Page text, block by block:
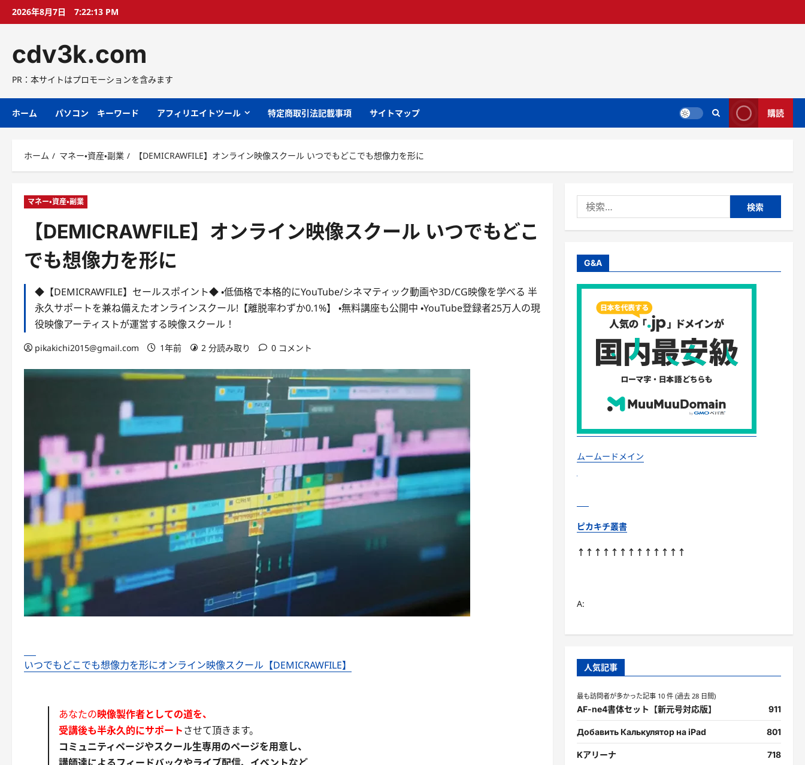
プ
2026年8月7日 7:22:14 PM
cdv3k.com
PR：本サイトはプロモーションを含みます
ホーム パソコン キーワード アフィリエイトツール 特定商取引法記載事項 サイトマップ 購読
ホーム マネー・資産・副業 【DEMICRAWFILE】オンライン映像スクール いつでもどこでも想像力を形に
マネー・資産・副業
【DEMICRAWFILE】オンライン映像スクール いつでもどこ
でも想像力を形に
◆【DEMICRAWFILE】セールスポイント◆ ・低価格で本格的にYouTube/シネマティック動画や3D/CG映像を学べる 半
永久サポートを兼ね備えたオンラインスクール!【離脱率わずか0.1%】 ・無料講座も公開中 ・YouTube登録者25万人の現
役映像アーティストが運営する映像スクール！
pikakichi2015@gmail.com 1年前 2 分読み取り 0 コメント
いつでもどこでも想像力を形にオンライン映像スクール【DEMICRAWFILE】
あなたの映像製作者としての道を、
受講後も半永久的にサポートさせて頂きます。
コミュニティページやスクール生専用のページを用意し、
索:
G&A
ムームードメイン
ピカキチ叢書
↑↑↑↑↑↑↑↑↑↑↑↑↑
A:
人気記事
最も訪問者が多かった記事 10 件 (過去 28 日間)
AF-ne4書体セット【新元号対応版】 911
Добавить Калькулятор на iPad 801
Kアリーナ 718